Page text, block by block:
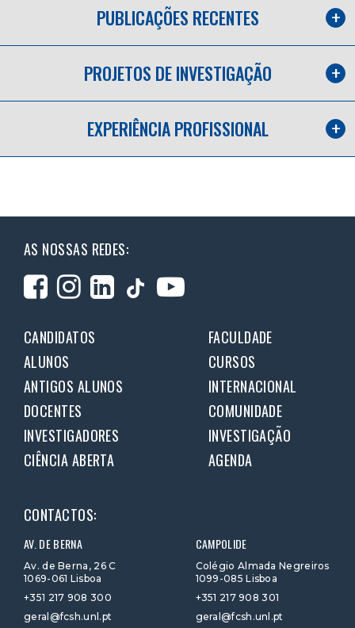
PUBLICAÇÕES RECENTES
PROJETOS DE INVESTIGAÇÃO
EXPERIÊNCIA PROFISSIONAL
AS NOSSAS REDES:
CANDIDATOS
FACULDADE
ALUNOS
CURSOS
ANTIGOS ALUNOS
INTERNACIONAL
DOCENTES
COMUNIDADE
INVESTIGADORES
INVESTIGAÇÃO
CIÊNCIA ABERTA
AGENDA
CONTACTOS:
AV. DE BERNA
Av. de Berna, 26 C
1069-061 Lisboa
+351 217 908 300
geral@fcsh.unl.pt
CAMPOLIDE
Colégio Almada Negreiros
1099-085 Lisboa
+351 217 908 301
geral@fcsh.unl.pt